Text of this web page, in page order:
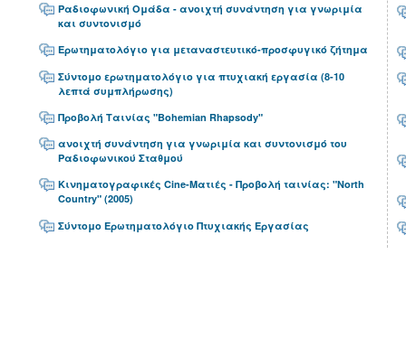
Ραδιοφωνική Ομάδα - ανοιχτή συνάντηση για γνωριμία
και συντονισμό
Ερωτηματολόγιο για μεταναστευτικό-προσφυγικό ζήτημα
Σύντομο ερωτηματολόγιο για πτυχιακή εργασία (8-10
λεπτά συμπλήρωσης)
Προβολή Ταινίας "Bohemian Rhapsody"
ανοιχτή συνάντηση για γνωριμία και συντονισμό του
Ραδιοφωνικού Σταθμού
Κινηματογραφικές Cine-Ματιές - Προβολή ταινίας: "North
Country" (2005)
Σύντομο Ερωτηματολόγιο Πτυχιακής Εργασίας